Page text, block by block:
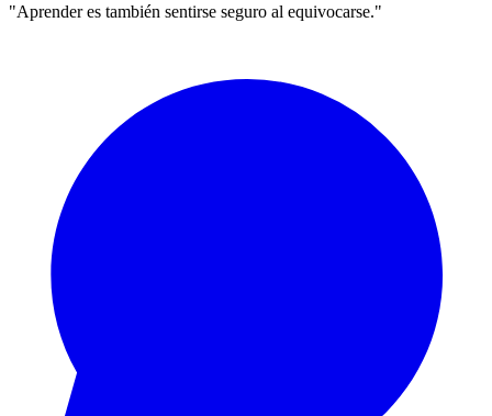
"Aprender es también sentirse seguro al equivocarse."